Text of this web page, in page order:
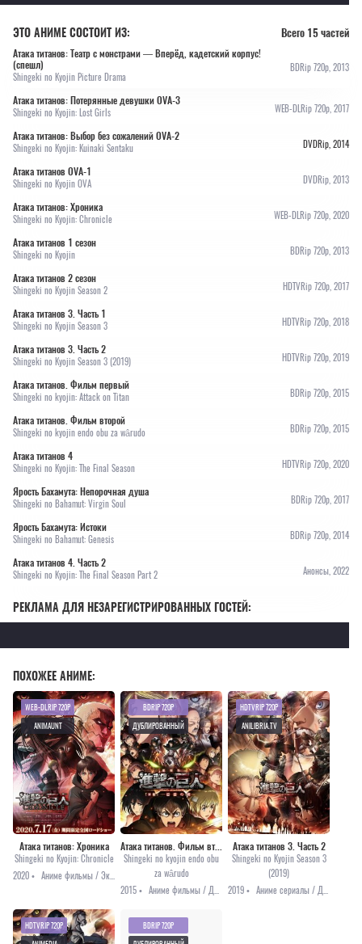
ЭТО АНИМЕ СОСТОИТ ИЗ:
Всего 15 частей
Атака титанов: Театр с монстрами — Вперёд, кадетский корпус!
(спешл)
Shingeki no Kyojin Picture Drama
BDRip 720p, 2013
Атака титанов: Потерянные девушки OVA-3
Shingeki no Kyojin: Lost Girls WEB-DLRip 720p, 2017
Атака титанов: Выбор без сожалений OVA-2
Shingeki no Kyojin: Kuinaki Sentaku DVDRip, 2014
Атака титанов OVA-1
Shingeki no Kyojin OVA DVDRip, 2013
Атака титанов: Хроника
Shingeki no Kyojin: Chronicle WEB-DLRip 720p, 2020
Атака титанов 1 сезон
Shingeki no Kyojin BDRip 720p, 2013
Атака титанов 2 сезон
Shingeki no Kyojin Season 2 HDTVRip 720p, 2017
Атака титанов 3. Часть 1
Shingeki no Kyojin Season 3 HDTVRip 720p, 2018
Атака титанов 3. Часть 2
Shingeki no Kyojin Season 3 (2019) HDTVRip 720p, 2019
Атака титанов. Фильм первый
Shingeki no kyojin: Attack on Titan BDRip 720p, 2015
Атака титанов. Фильм второй
Shingeki no kyojin endo obu za wârudo BDRip 720p, 2015
Атака титанов 4
Shingeki no Kyojin: The Final Season HDTVRip 720p, 2020
Ярость Бахамута: Непорочная душа
Shingeki no Bahamut: Virgin Soul BDRip 720p, 2017
Ярость Бахамута: Истоки
Shingeki no Bahamut: Genesis BDRip 720p, 2014
Атака титанов 4. Часть 2
Shingeki no Kyojin: The Final Season Part 2 Анонсы, 2022
РЕКЛАМА ДЛЯ НЕЗАРЕГИСТРИРОВАННЫХ ГОСТЕЙ:
ПОХОЖЕЕ АНИМЕ:
Атака титанов: Хроника
Shingeki no Kyojin: Chronicle
2020 •
WEB-DLRIP 720P
ANIMAUNT
Атака титанов. Фильм второй
Shingeki no kyojin endo obu
za wârudo
2015 •
BDRIP 720P
ДУБЛИРОВАННЫЙ
Атака титанов 3. Часть 2
Shingeki no Kyojin Season 3
(2019)
2019 •
HDTVRIP 720P
ANILIBRIA.TV
HDTVRIP 720P
BDRIP 720P